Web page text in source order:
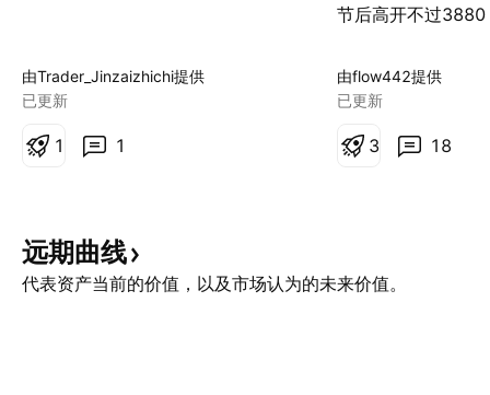
由Trader_Jinzaizhichi提供
已更新
1
1
节后高开不过3880
由flow442提供
已更新
18
3
远期曲线
代表资产当前的价值，以及市场认为的未来价值。